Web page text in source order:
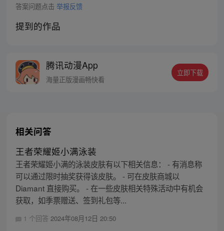
答案问题点击 举报反馈
提到的作品
腾讯动漫App
海量正版漫画畅快看
立即下载
相关问答
王者荣耀姬小满泳装
王者荣耀姬小满的泳装皮肤有以下相关信息： - 有消息称
可以通过限时抽奖获得该皮肤。 - 可在皮肤商城以
Diamant 直接购买。 - 在一些皮肤相关特殊活动中有机会
获取，如季票赠送、签到礼包等...
1 个回答 2024年08月12日 20:50